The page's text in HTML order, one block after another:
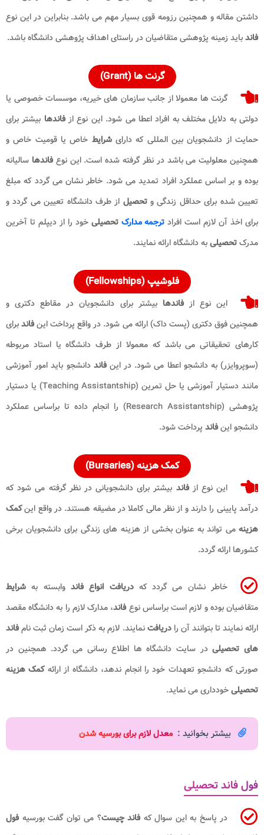
داشتن مقاله و همچنین رزومه قوی بسیار مهم می باشد. بنابراین در این نوع
فاندباید زمینه پژوهشی متقاضیان در راستای اهداف پژوهشی دانشگاه باشد.
گرنت ها (Grant)
گرنت ها معمولا از جانب سازمان های خیریه، موسسات خصوصی یا
دولتی به دلایل مختلف به افراد اعطا می شود. این نوع ازفاندها بیشتر برای
حمایت از دانشجویان بین المللی که دارایشرایط خاص یا قومیت خاص و
همچنین معلولیت می باشد در نظر گرفته شده است. این نوعفاندها سالیانه
بوده و بر اساس عملکرد افراد تمدید می شود. خاطر نشان می گردد که مبلغ
تعیین شده برای حداقل زندگی وتحصیل از طرف دانشگاه تعیین می گردد و
برای اخذ آن لازم است افراد ترجمه مدارک تحصیلی خود را از دیپلم تا آخرین
مدرکتحصیلیبه دانشگاه ارائه نمایند.
فلوشیپ (Fellowships)
این نوع ازفاندها بیشتر برای دانشجویان در مقاطع دکتری و
همچنین فوق دکتری (پست داک) ارائه می شود. در واقع پرداخت اینفاندبرای
کارهای تحقیقاتی می باشد که معمولا از طرف دانشگاه یا استاد مربوطه
(سوپروایزر) به دانشجو اعطا می شود. در اینفاند دانشجو باید امور آموزشی
مانند دستیار آموزشی یا حل تمرین (Teaching Assistantship) یا دستیار
پژوهشی (Research Assistantship) را انجام داده تا براساس عملکرد
دانشجو اینفاند پرداخت شود.
کمک هزینه (Bursaries)
این نوع ازفاند بیشتر برای دانشجویانی در نظر گرفته می شود که
درآمد پایینی را دارند و از نظر مالی کاملا در مضیقه هستند. در واقع اینکمک
هزینه می تواند به عنوان بخشی از هزینه های زندگی برای دانشجویان برخی
کشورها ارائه گردد.
خاطر نشان می گردد کهدریافت انواع فاند وابسته به شرایط
متقاضیان بوده و لازم است براساس نوعفاند، مدارک لازم را به دانشگاه مقصد
ارائه نمایند تا بتوانند آن رادریافتنمایند. لازم به ذکر است زمان ثبت نامفاند
های تحصیلیدر سایت دانشگاه ها اطلاع رسانی می گردد. همچنین در
صورتی که دانشجو تعهدات خود را انجام ندهد، دانشگاه از ارائهکمک هزینه
تحصیلیخودداری می نماید.
بیشتر بخوانید : معدل لازم برای بورسیه شدن
فول فاند تحصیلی
در پاسخ به این سوال کهفاند چیست؟ می توان گفت بورسیهفول